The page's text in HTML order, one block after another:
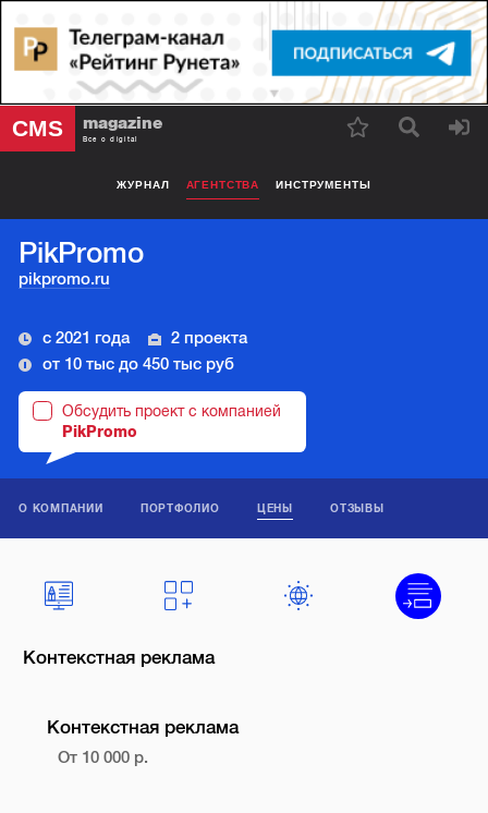
CMS magazine
Все о digital
ЖУРНАЛ АГЕНТСТВА ИНСТРУМЕНТЫ
PikPromo
pikpromo.ru
с 2021 года
2 проекта
от 10 тыс до 450 тыс руб
Обсудить проект с компанией
PikPromo
О КОМПАНИИ ПОРТФОЛИО ЦЕНЫ ОТЗЫВЫ
Контекстная реклама
Контекстная реклама
От 10 000 р.